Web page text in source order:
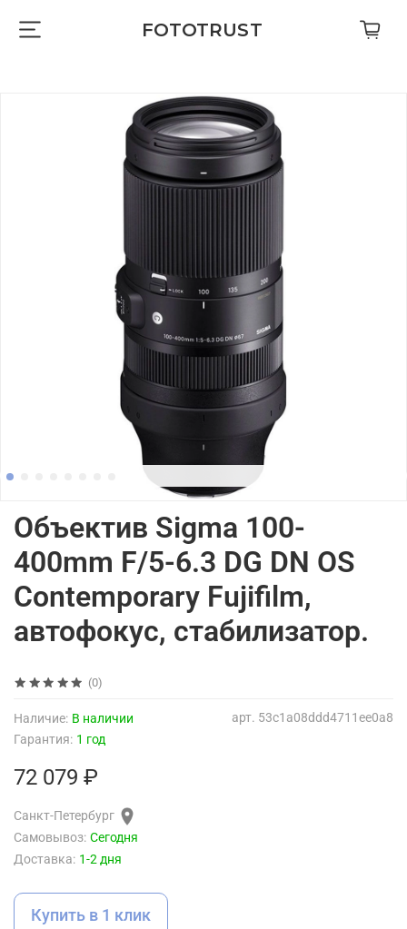
FOTOTRUST
(0)
арт. 53c1a08ddd4711ee0a8
Наличие: В наличии
Гарантия: 1 год
Объектив Sigma 100-
400mm F/5-6.3 DG DN OS
Contemporary Fujifilm,
автофокус, стабилизатор.
72 079 ₽
Санкт-Петербург
Самовывоз: Сегодня
Доставка: 1-2 дня
Купить в 1 клик